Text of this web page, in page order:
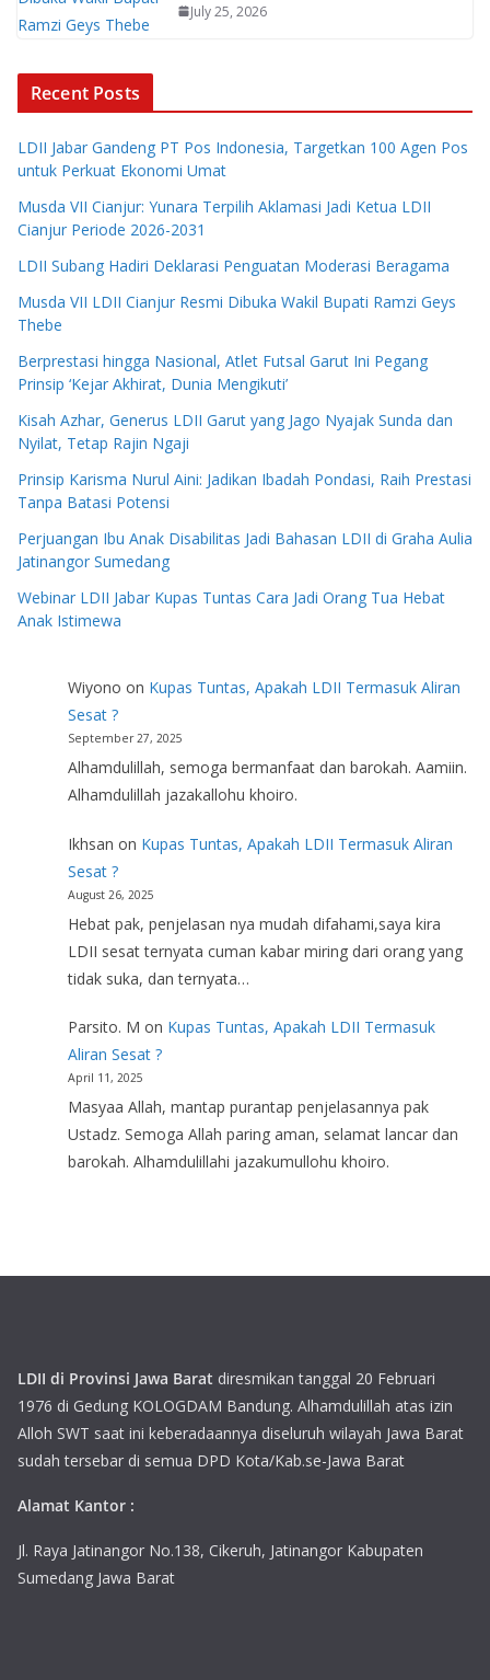
July 25, 2026
Recent Posts
LDII Jabar Gandeng PT Pos Indonesia, Targetkan 100 Agen Pos
untuk Perkuat Ekonomi Umat
Musda VII Cianjur: Yunara Terpilih Aklamasi Jadi Ketua LDII
Cianjur Periode 2026-2031
LDII Subang Hadiri Deklarasi Penguatan Moderasi Beragama
Musda VII LDII Cianjur Resmi Dibuka Wakil Bupati Ramzi Geys
Thebe
Berprestasi hingga Nasional, Atlet Futsal Garut Ini Pegang
Prinsip ‘Kejar Akhirat, Dunia Mengikuti’
Kisah Azhar, Generus LDII Garut yang Jago Nyajak Sunda dan
Nyilat, Tetap Rajin Ngaji
Prinsip Karisma Nurul Aini: Jadikan Ibadah Pondasi, Raih Prestasi
Tanpa Batasi Potensi
Perjuangan Ibu Anak Disabilitas Jadi Bahasan LDII di Graha Aulia
Jatinangor Sumedang
Webinar LDII Jabar Kupas Tuntas Cara Jadi Orang Tua Hebat
Anak Istimewa
Wiyono on Kupas Tuntas, Apakah LDII Termasuk Aliran
Sesat ?
September 27, 2025
Alhamdulillah, semoga bermanfaat dan barokah. Aamiin.
Alhamdulillah jazakallohu khoiro.
Ikhsan on Kupas Tuntas, Apakah LDII Termasuk Aliran
Sesat ?
August 26, 2025
Hebat pak, penjelasan nya mudah difahami,saya kira
LDII sesat ternyata cuman kabar miring dari orang yang
tidak suka, dan ternyata…
Parsito. M on Kupas Tuntas, Apakah LDII Termasuk
Aliran Sesat ?
April 11, 2025
Masyaa Allah, mantap purantap penjelasannya pak
Ustadz. Semoga Allah paring aman, selamat lancar dan
barokah. Alhamdulillahi jazakumullohu khoiro.
LDII di Provinsi Jawa Barat diresmikan tanggal 20 Februari
1976 di Gedung KOLOGDAM Bandung. Alhamdulillah atas izin
Alloh SWT saat ini keberadaannya diseluruh wilayah Jawa Barat
sudah tersebar di semua DPD Kota/Kab.se-Jawa Barat
Alamat Kantor :
Jl. Raya Jatinangor No.138, Cikeruh, Jatinangor Kabupaten
Sumedang Jawa Barat